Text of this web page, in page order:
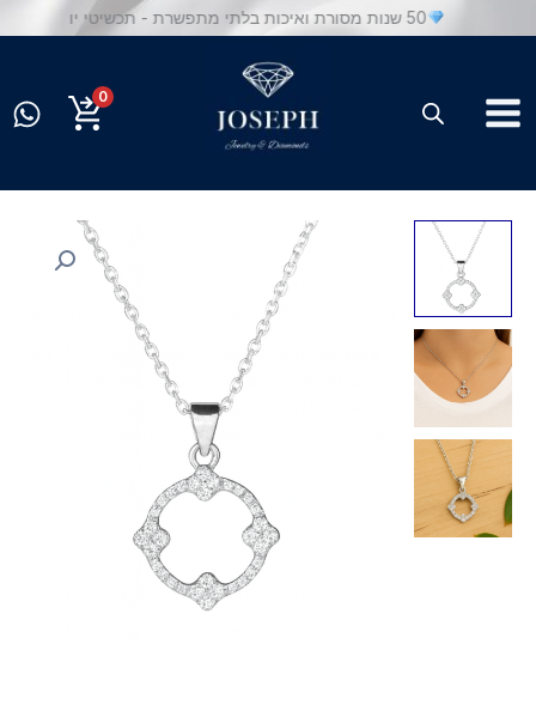
50 שנות מסורת ואיכות בלתי מתפשרת - תכשיטי יוסף
0
כמות
שרשרת
משובצת
יהלומים
טבעיים
מזהב
14K